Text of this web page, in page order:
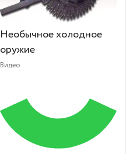
Необычное холодное
оружие
Видео